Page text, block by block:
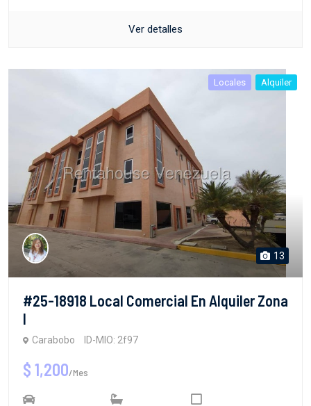
Ver detalles
Locales Alquiler
13
#25-18918 Local Comercial En Alquiler Zona
I
Carabobo ID-MIO: 2f97
$ 1,200/Mes